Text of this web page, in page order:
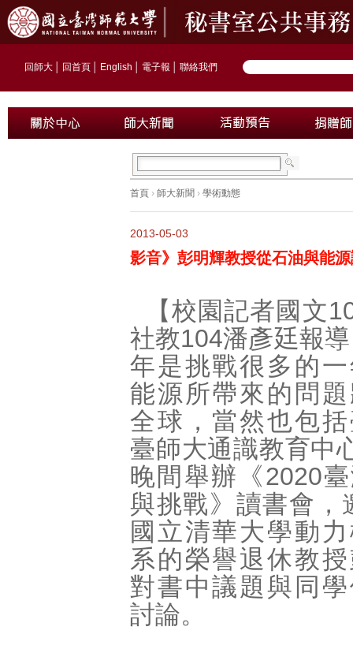
回師大 回首頁 English 電子報 聯絡我們
首頁 › 師大新聞 › 學術動態
2013-05-03
影音》彭明輝教授從石油與能
【校園記者國文
社教104潘彥廷報
年是挑戰很多的
能源所帶來的問
全球，當然也包
臺師大通識教育中
晚間舉辦《2020
與挑戰》讀書會，
國立清華大學動
系的榮譽退休教
對書中議題與同
討論。